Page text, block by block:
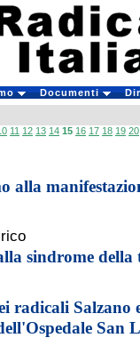
Documenti
11 12 13 14 15 16 17 18 19 20
alla
sindrome della
radicali Salzano
San